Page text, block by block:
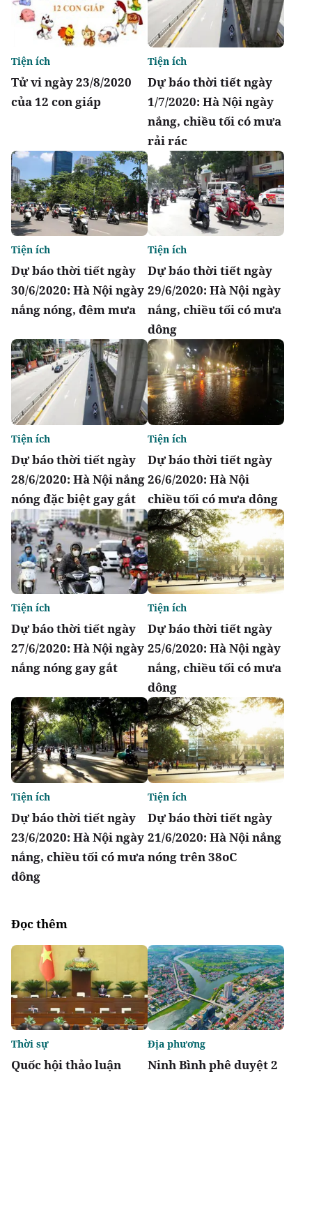
Tử vi ngày 23/8/2020
của 12 con giáp
Tiện ích
Dự báo thời tiết ngày
1/7/2020: Hà Nội ngày
nắng, chiều tối có mưa
rải rác
Tiện ích
Dự báo thời tiết ngày
30/6/2020: Hà Nội ngày
nắng nóng, đêm mưa
Tiện ích
Dự báo thời tiết ngày
29/6/2020: Hà Nội ngày
nắng, chiều tối có mưa
dông
Tiện ích
Dự báo thời tiết ngày
28/6/2020: Hà Nội nắng
nóng đặc biệt gay gắt
Tiện ích
Dự báo thời tiết ngày
26/6/2020: Hà Nội
chiều tối có mưa dông
Tiện ích
Dự báo thời tiết ngày
27/6/2020: Hà Nội ngày
nắng nóng gay gắt
Tiện ích
Dự báo thời tiết ngày
25/6/2020: Hà Nội ngày
nắng, chiều tối có mưa
dông
Tiện ích
Dự báo thời tiết ngày
23/6/2020: Hà Nội ngày
nắng, chiều tối có mưa
dông
Tiện ích
Dự báo thời tiết ngày
21/6/2020: Hà Nội nắng
nóng trên 38oC
Tiện ích
Đọc thêm
Quốc hội thảo luận
Thời sự
Ninh Bình phê duyệt 2
Địa phương